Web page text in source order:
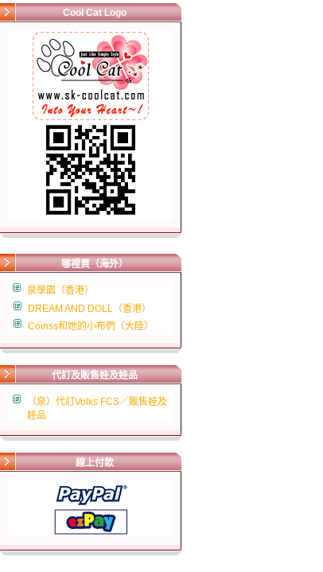
Cool Cat Logo
哪裡買（海外）
泉學園（香港）
DREAM AND DOLL（香港）
Coinss和她的小布們（大陸）
代訂及販售娃及娃品
（泉）代訂Volks FCS／販售娃及
娃品
線上付款